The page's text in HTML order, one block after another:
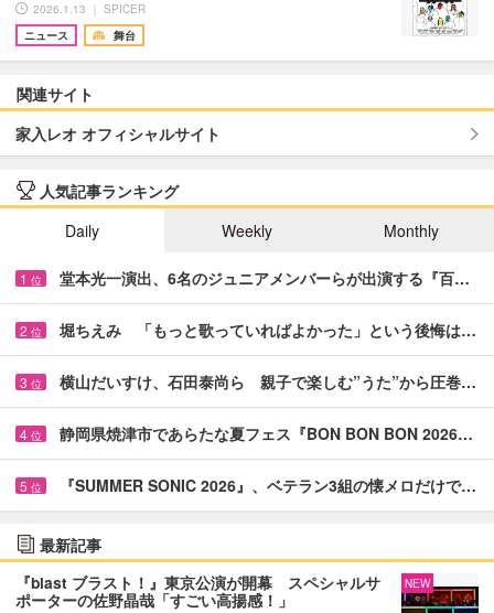
2026.1.13 ｜ SPICER
ニュース
舞台
関連サイト
家入レオ オフィシャルサイト
人気記事ランキング
Daily
Weekly Monthly
1 位 堂本光一演出、6名のジュニアメンバーらが出演する『百…
2 位 堀ちえみ 「もっと歌っていればよかった」という後悔は…
3 位 横山だいすけ、石田泰尚ら 親子で楽しむ”うた”から圧巻…
4 位 静岡県焼津市であらたな夏フェス『BON BON BON 2026…
5 位 『SUMMER SONIC 2026』、ベテラン3組の懐メロだけで…
最新記事
『blast ブラスト！』東京公演が開幕 スペシャルサ
ポーターの佐野晶哉「すごい高揚感！」
NEW